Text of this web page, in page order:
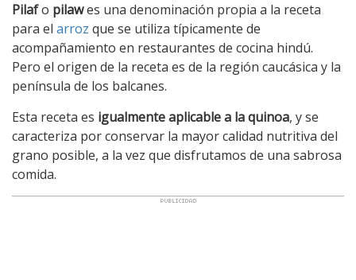
Pilafo pilawes una denominación propia a la receta
para el arroz que se utiliza típicamente de
acompañamiento en restaurantes de cocina hindú.
Pero el origen de la receta es de la región caucásica y la
península de los balcanes.
Esta receta es igualmente aplicable a la quinoa, y se
caracteriza por conservar la mayor calidad nutritiva del
grano posible, a la vez que disfrutamos de una sabrosa
comida.